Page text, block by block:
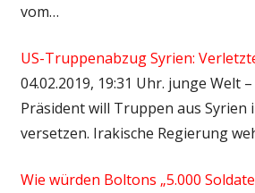
vom…
US-Truppenabzug Syrien:
04.02.2019, 19:31 Uhr. junge Welt
Präsident will Truppen aus Syrien
versetzen. Irakische Regierung
Wie würden Boltons „5.000